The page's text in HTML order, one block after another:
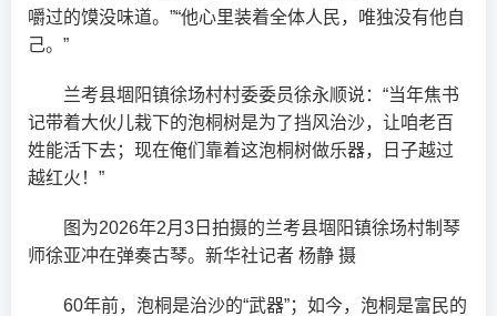
嚼过的馍没味道。”“他心里装着全体人民，唯独没有他自
己。”
兰考县堌阳镇徐场村村委委员徐永顺说：“当年焦书
记带着大伙儿栽下的泡桐树是为了挡风治沙，让咱老百
姓能活下去；现在俺们靠着这泡桐树做乐器，日子越过
越红火！”
图为2026年2月3日拍摄的兰考县堌阳镇徐场村制琴
师徐亚冲在弹奏古琴。新华社记者 杨静 摄
60年前，泡桐是治沙的“武器”；如今，泡桐是富民的